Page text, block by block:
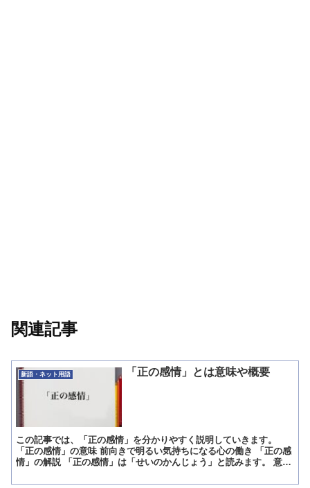
関連記事
新語・ネット用語 「正の感情」とは意味や概要
この記事では、「正の感情」を分かりやすく説明していきます。
「正の感情」の意味 前向きで明るい気持ちになる心の働き 「正の感
情」の解説 「正の感情」は「せいのかんじょう」と読みます。 意味